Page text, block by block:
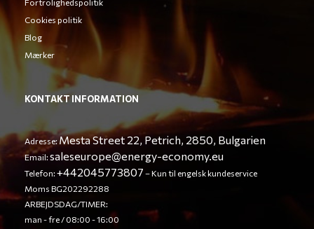
Fortrolighedspolitik
Cookies politik
Blog
Mærker
KONTAKT INFORMATION
Adresse:Mesta Street 22, Petrich, 2850, Bulgarien
Email:saleseurope@energy-economy.eu
Telefon:+442045773807 – Kun til engelsk kundeservice
Moms BG202292288
ARBEJDSDAG/TIMER:
man - fre / 08:00 - 16:00